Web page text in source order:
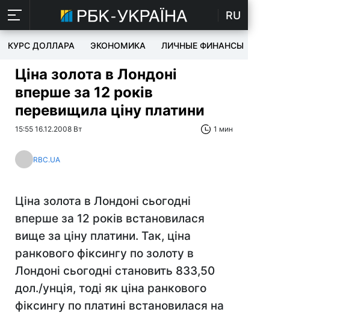
RU
КУРС ДОЛЛАРА ЭКОНОМИКА ЛИЧНЫЕ ФИНАНСЫ
Ціна золота в Лондоні
вперше за 12 років
перевищила ціну платини
15:55 16.12.2008 Вт 1 мин
RBC.UA
Ціна золота в Лондоні сьогодні
вперше за 12 років встановилася
вище за ціну платини. Так, ціна
ранкового фіксингу по золоту в
Лондоні сьогодні становить 833,50
дол./унція, тоді як ціна ранкового
фіксингу по платині встановилася на